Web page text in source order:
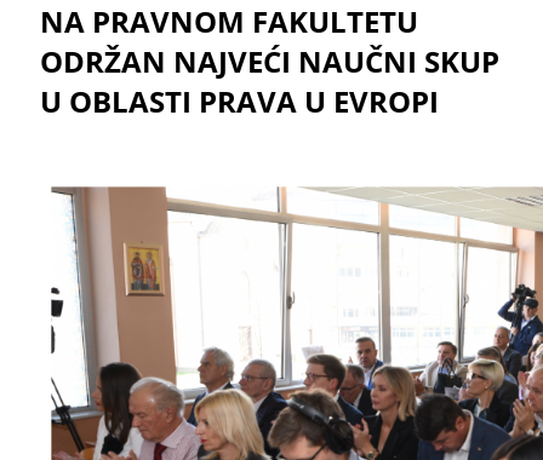
NA PRAVNOM FAKULTETU
ODRŽAN NAJVEĆI NAUČNI SKUP
U OBLASTI PRAVA U EVROPI